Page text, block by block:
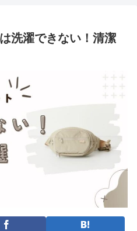
洗濯できない！清潔